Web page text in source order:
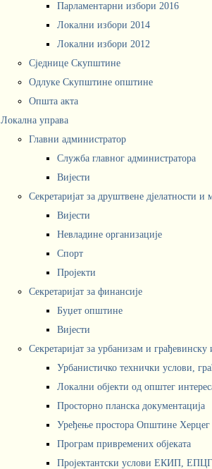
Парламентарни избори 2016
Локални избори 2014
Локални избори 2012
Сједнице Скупштине
Одлуке Скупштине општине
Општа акта
Локална управа
Главни администратор
Служба главног администратора
Вијести
Секретаријат за друштвене дјелатности
Вијести
Невладине организације
Спорт
Пројекти
Секретаријат за финансије
Буџет општине
Вијести
Секретаријат за урбанизам и грађевинску
Урбанистичко технички услови,
Локални објекти од општег
Просторно планска документација
Уређење простора Општине
Програм привремених објеката
Пројектантски услови ЕКИП,